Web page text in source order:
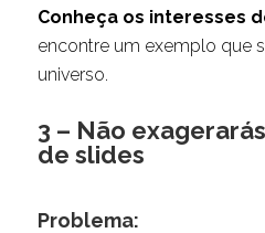
Conheça os interesses
encontre um exemplo que
universo.
3 – Não
de slides
Problema: